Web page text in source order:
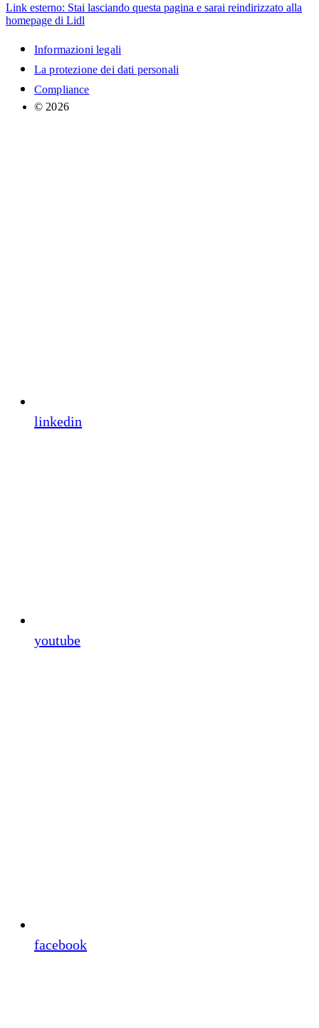
Link esterno: Stai lasciando questa pagina e sarai reindirizzato alla
homepage di Lidl
Informazioni legali
La protezione dei dati personali
Compliance
© 2026
linkedin
youtube
facebook